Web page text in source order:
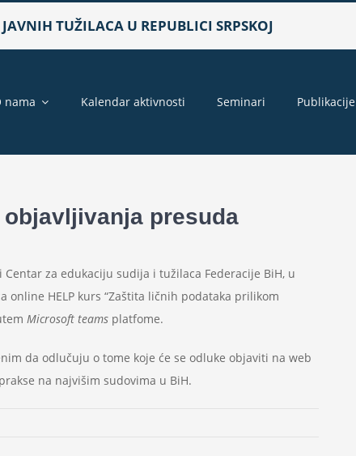
TUŽILACA U REPUBLICI SRPSKOJ
nama Kalendar aktivnosti Seminari Publikacije
presuda
za edukaciju sudija i tužilaca Federacije BiH, u
online HELP kurs “Zaštita ličnih podataka prilikom
Microsoft teams platfome.
da odlučuju o tome koje će se odluke objaviti na web
na najvišim sudovima u BiH.